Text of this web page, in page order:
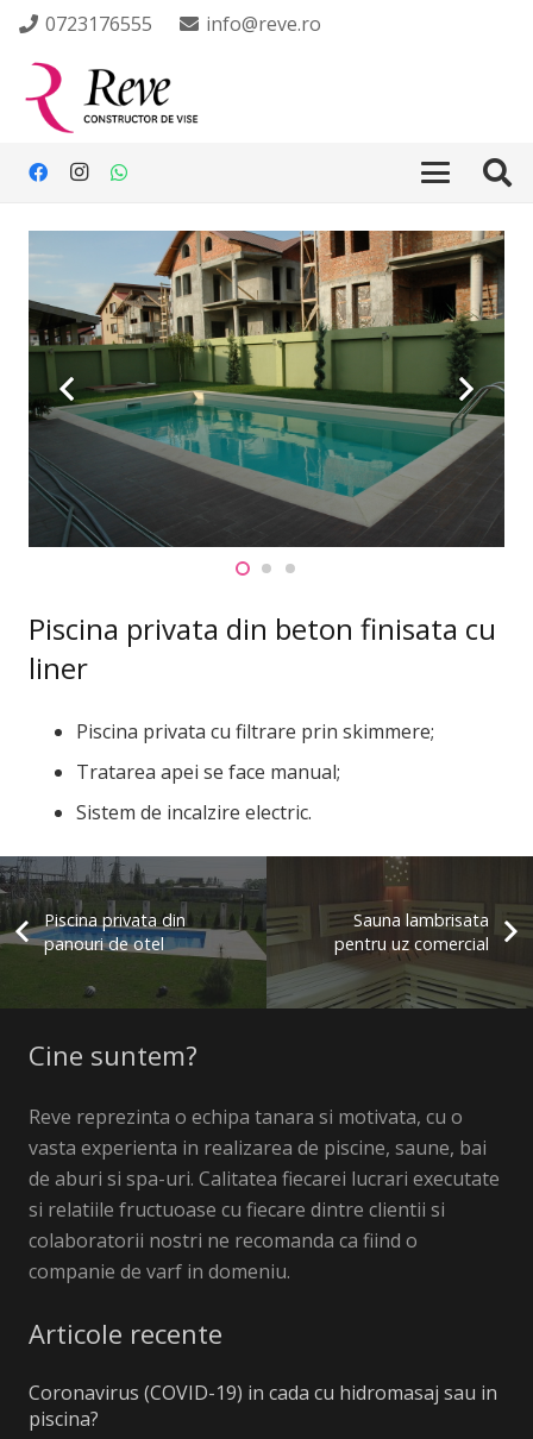
0723176555 info@reve.ro
Piscina privata din beton finisata cu
liner
Piscina privata cu filtrare prin skimmere;
Tratarea apei se face manual;
Sistem de incalzire electric.
Piscina privata din
panouri de otel
Sauna lambrisata
pentru uz comercial
Cine suntem?
Reve reprezinta o echipa tanara si motivata, cu o
vasta experienta in realizarea de piscine, saune, bai
de aburi si spa-uri. Calitatea fiecarei lucrari executate
si relatiile fructuoase cu fiecare dintre clientii si
colaboratorii nostri ne recomanda ca fiind o
companie de varf in domeniu.
Articole recente
Coronavirus (COVID-19) in cada cu hidromasaj sau in
piscina?